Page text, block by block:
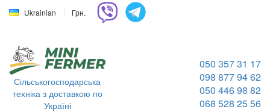
Ukrainian Грн.
Сільськогосподарська
техніка з доставкою по
Україні
050 357 31 17
098 877 94 62
050 446 98 82
068 528 25 56